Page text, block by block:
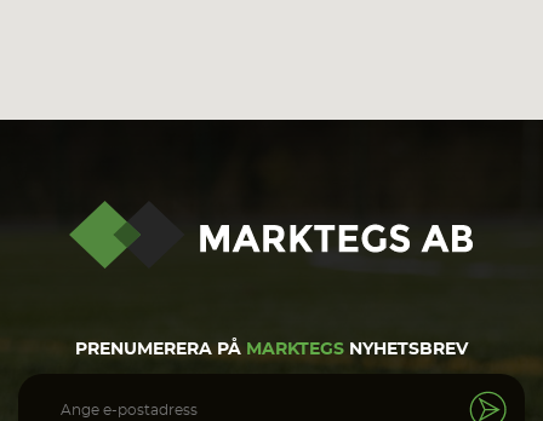
PRENUMERERA PÅ MARKTEGS NYHETSBREV